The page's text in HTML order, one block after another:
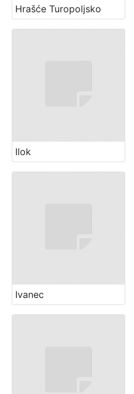
Hrašće Turopoljsko
Ilok
Ivanec